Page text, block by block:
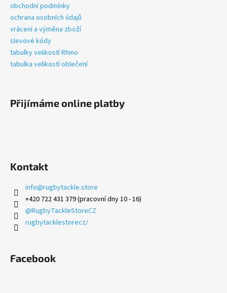
obchodní podmínky
ochrana osobních údajů
vrácení a výměna zboží
slevové kódy
tabulky velikostí Rhino
tabulka velikostí oblečení
Přijímáme online platby
Kontakt
info@rugbytackle.store
+420 722 431 379 (pracovní dny 10 - 16)
@RugbyTackleStoreCZ
rugbytacklestorecz/
Facebook